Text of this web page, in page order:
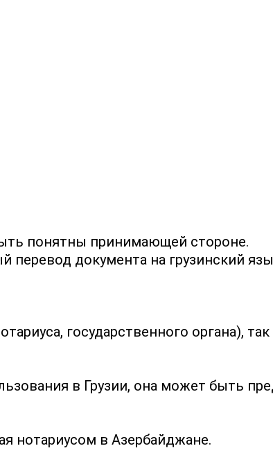
понятны принимающей стороне.
перевод документа на грузинский
государственного органа),
в Грузии, она может быть
нотариусом в Азербайджане.